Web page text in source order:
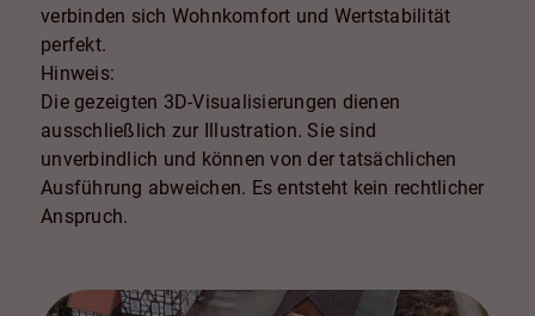
verbinden sich Wohnkomfort und Wertstabilität
perfekt.
Hinweis:
Die gezeigten 3D-Visualisierungen dienen
ausschließlich zur Illustration. Sie sind
unverbindlich und können von der tatsächlichen
Ausführung abweichen. Es entsteht kein rechtlicher
Anspruch.